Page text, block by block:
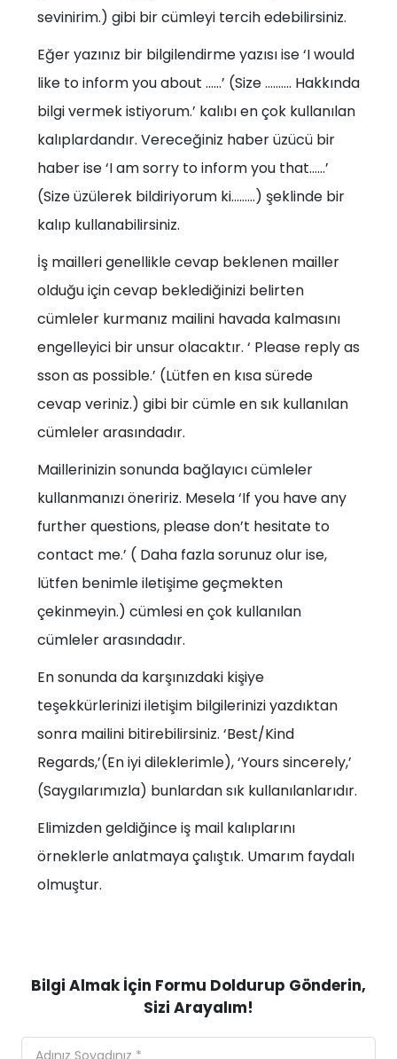
sevinirim.) gibi bir cümleyi tercih edebilirsiniz.
Eğer yazınız bir bilgilendirme yazısı ise ‘I would
like to inform you about ……’ (Size ………. Hakkında
bilgi vermek istiyorum.’ kalıbı en çok kullanılan
kalıplardandır. Vereceğiniz haber üzücü bir
haber ise ‘I am sorry to inform you that……’
(Size üzülerek bildiriyorum ki………) şeklinde bir
kalıp kullanabilirsiniz.
İş mailleri genellikle cevap beklenen mailler
olduğu için cevap beklediğinizi belirten
cümleler kurmanız mailini havada kalmasını
engelleyici bir unsur olacaktır. ‘ Please reply as
sson as possible.’ (Lütfen en kısa sürede
cevap veriniz.) gibi bir cümle en sık kullanılan
cümleler arasındadır.
Maillerinizin sonunda bağlayıcı cümleler
kullanmanızı öneririz. Mesela ‘If you have any
further questions, please don’t hesitate to
contact me.’ ( Daha fazla sorunuz olur ise,
lütfen benimle iletişime geçmekten
çekinmeyin.) cümlesi en çok kullanılan
cümleler arasındadır.
En sonunda da karşınızdaki kişiye
teşekkürlerinizi iletişim bilgilerinizi yazdıktan
sonra mailini bitirebilirsiniz. ‘Best/Kind
Regards,’(En iyi dileklerimle), ‘Yours sincerely,’
(Saygılarımızla) bunlardan sık kullanılanlarıdır.
Elimizden geldiğince iş mail kalıplarını
örneklerle anlatmaya çalıştık. Umarım faydalı
olmuştur.
Bilgi Almak İçin Formu Doldurup Gönderin,
Sizi Arayalım!